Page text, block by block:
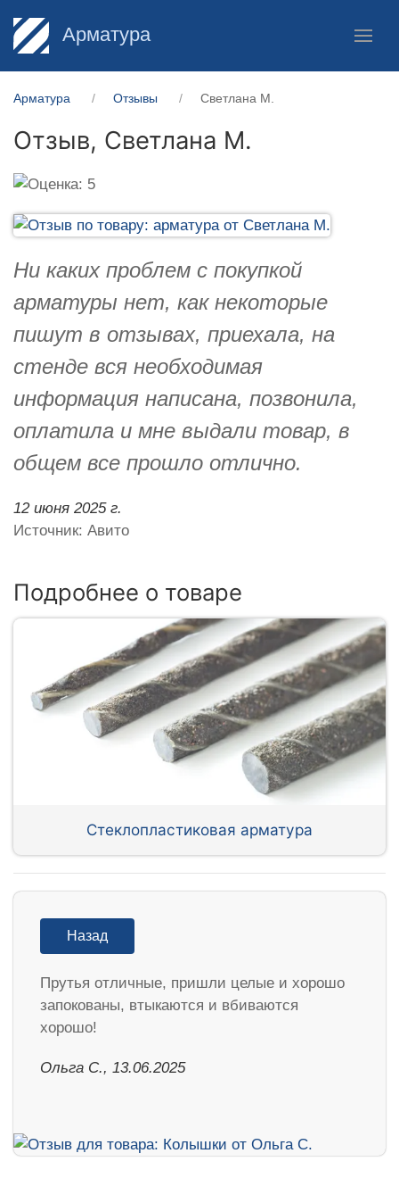
Арматура
Арматура Отзывы Светлана М.
Отзыв, Светлана М.
Ни каких проблем с покупкой
арматуры нет, как некоторые
пишут в отзывах, приехала, на
стенде вся необходимая
информация написана, позвонила,
оплатила и мне выдали товар, в
общем все прошло отлично.
12 июня 2025 г.
Источник: Авито
Подробнее о товаре
Стеклопластиковая арматура
Назад
Прутья отличные, пришли целые и хорошо
запокованы, втыкаются и вбиваются
хорошо!
Ольга С., 13.06.2025